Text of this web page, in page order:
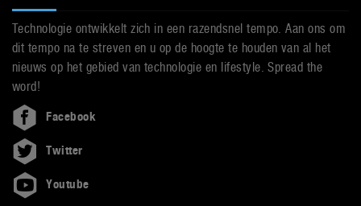
Technologie ontwikkelt zich in een razendsnel tempo. Aan ons om
dit tempo na te streven en u op de hoogte te houden van al het
nieuws op het gebied van technologie en lifestyle. Spread the
word!
Facebook
Twitter
Youtube